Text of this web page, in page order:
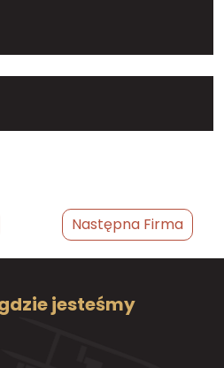
Następna Firma
jesteśmy